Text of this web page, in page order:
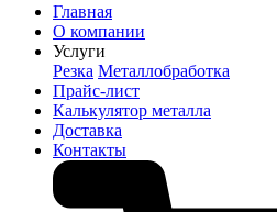
Главная
О компании
Услуги
Резка Металлобработка
Прайс-лист
Калькулятор металла
Доставка
Контакты